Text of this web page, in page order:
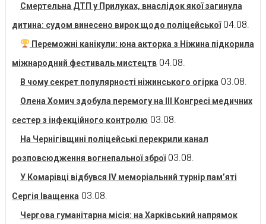
Смертельна ДТП у Прилуках, внаслідок якої загинула
дитина: судом винесено вирок щодо поліцейської 04.08.
Переможні канікули: юна акторка з Ніжина підкорила
міжнародний фестиваль мистецтв 04.08.
В чому секрет популярності ніжинського огірка 03.08.
Олена Хомич здобула перемогу на ІІІ Конгресі медичних
сестер з інфекційного контролю 03.08.
На Чернігівщині поліцейські перекрили канал
розповсюдження вогнепальної зброї 03.08.
У Комарівці відбувся IV меморіальний турнір пам’яті
Сергія Іващенка 03.08.
Чергова гуманітарна місія: на Харківський напрямок